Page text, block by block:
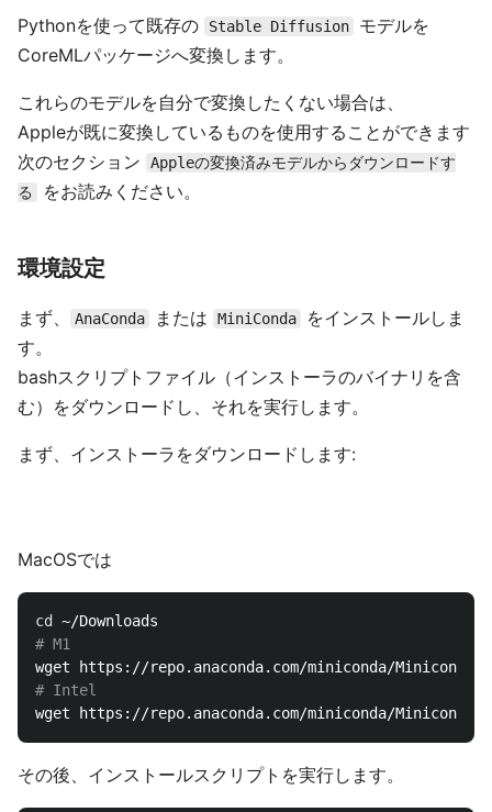
Pythonを使って既存の Stable Diffusion
モデルを
CoreMLパッケージへ変換します。
これらのモデルを自分で変換したくない場合は、
Appleが既に変換しているものを使用することができます
次のセクション
Appleの変換済みモデルからダウンロードす
る
をお読みください。
環境設定
まず、 AnaConda または MiniConda
をインストールしま
す。
bashスクリプトファイル（インストーラのバイナリを含
む）をダウンロードし、それを実行します。
まず、インストーラをダウンロードします:
MacOSでは
cd
# M1
# Intel
その後、インストールスクリプトを実行します。